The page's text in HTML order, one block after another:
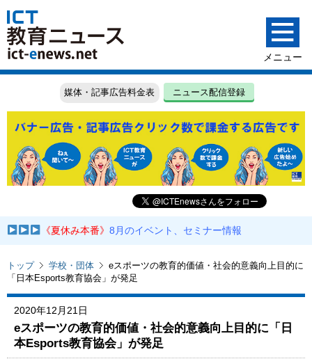
媒体・記事広告料金表 ニュース配信登録
《夏休み本番》8月のイベント、セミナー情報
トップ 学校・団体
eスポーツの教育的価値・社会的意義向上目的に
「日本Esports教育協会」が発足
2020年12月21日
eスポーツの教育的価値・社会的意義向上目的に「日
本Esports教育協会」が発足